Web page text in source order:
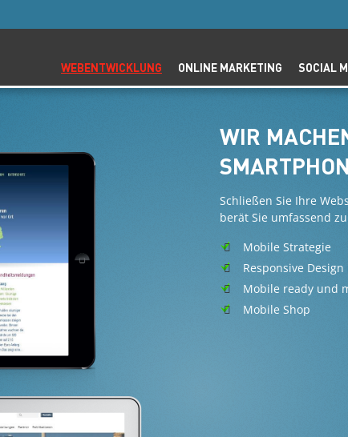
WEBENTWICKLUNG ONLINE MARKETING SOCIAL
WIR
Schließen Sie Ihre
berät Sie umfassend
Mobile Strategie
Responsive
Mobile ready und
Mobile Shop